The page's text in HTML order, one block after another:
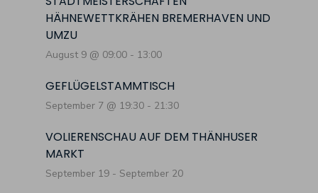
HÄHNEWETTKRÄHEN BREMERHAVEN UND
UMZU
August 9 @ 09:00 - 13:00
GEFLÜGELSTAMMTISCH
September 7 @ 19:30 - 21:30
VOLIERENSCHAU AUF DEM THÄNHUSER
MARKT
September 19 - September 20